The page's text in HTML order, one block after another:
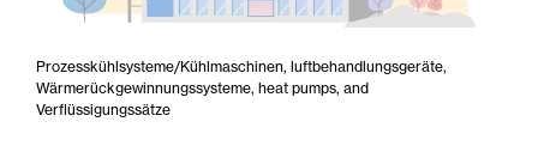
Prozesskühlsysteme/Kühlmaschinen, luftbehandlungsgeräte,
Wärmerückgewinnungssysteme, heat pumps, and
Verflüssigungssätze